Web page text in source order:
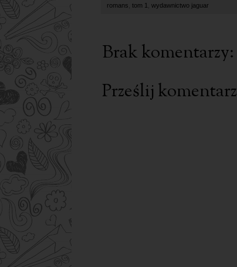
romans tom 1 wydawnictwo jaguar
Brak komentarzy:
Prześlij komentarz